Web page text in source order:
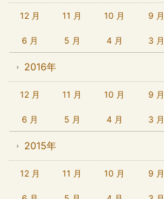
12 月 11 月 10 月 9 月
6 月 5 月 4 月 3 月
2016年
12 月 11 月 10 月 9 月
6 月 5 月 4 月 3 月
2015年
12 月 11 月 10 月 9 月